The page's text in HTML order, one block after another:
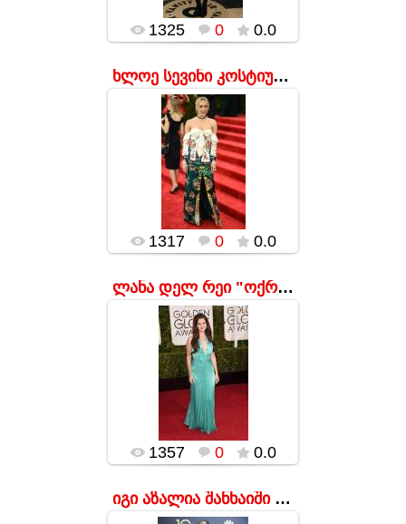
popularsge
1325
0 0.0
ხლოე სევინი კოსტიუმების ინსტიტუტის მეჯლისზე.
17.01.2016
popularsge
1317 0 0.0
ლანა დელ რეი "ოქროს გლობუსის" ცერემონიაზე
17.01.2016
თუ მომღერალს
სურდა, რომ ბარბის
თოჯინას
დამსგავსებოდა 1990
წლებიდან, მაშინ
ესეც კი არ
გამოუვიდა _
გამოვიდა მაქსიმუმ
სი...
popularsge
1357 0 0.0
იგი აზალია შანხაიში ჟურნალ Vogue-ს საღამოზე